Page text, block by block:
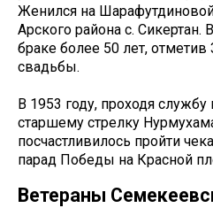
Женился на
Арского района с.
браке более 50 лет,
свадьбы.
В 1953 году, проходя
старшему стрелку
посчастливилось пройти
парад Победы на Красной
Ветераны